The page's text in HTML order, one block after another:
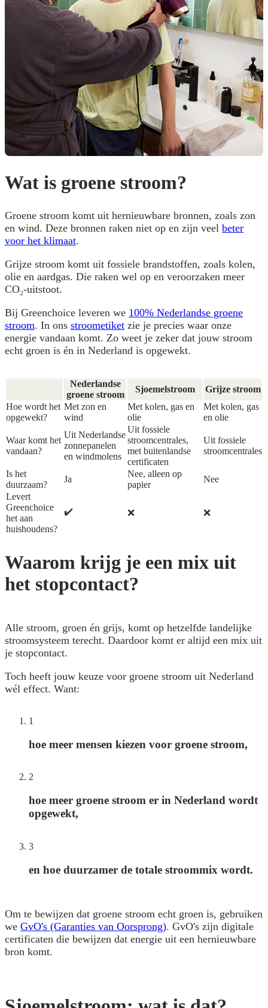
Wat is groene stroom?
Groene stroom komt uit hernieuwbare bronnen, zoals zon
en wind. Deze bronnen raken niet op en zijn veel beter
voor het klimaat.
Grijze stroom komt uit fossiele brandstoffen, zoals kolen,
olie en aardgas. Die raken wel op en veroorzaken meer
CO₂-uitstoot.
Bij Greenchoice leveren we 100% Nederlandse groene
stroom. In ons stroometiket zie je precies waar onze
energie vandaan komt. Zo weet je zeker dat jouw stroom
echt groen is én in Nederland is opgewekt.
Nederlandse
groene stroom
Sjoemelstroom
Grijze stroom
Hoe wordt het
opgewekt?
Met zon en
wind
Met kolen, gas en
olie
Met kolen, gas
en olie
Waar komt het
vandaan?
Uit Nederlandse
zonnepanelen
en windmolens
Uit fossiele
stroomcentrales,
met buitenlandse
certificaten
Uit fossiele
stroomcentrales
Is het
duurzaam?
Ja
Nee, alleen op
papier
Nee
Levert
Greenchoice
het aan
huishoudens?
✔️ ❌ ❌
Waarom krijg je een mix uit
het stopcontact?
Alle stroom, groen én grijs, komt op hetzelfde landelijke
stroomsysteem terecht. Daardoor komt er altijd een mix uit
je stopcontact.
Toch heeft jouw keuze voor groene stroom uit Nederland
wél effect. Want:
1
hoe meer mensen kiezen voor groene stroom,
2
hoe meer groene stroom er in Nederland wordt
opgewekt,
3
en hoe duurzamer de totale stroommix wordt.
Om te bewijzen dat groene stroom echt groen is, gebruiken
we GvO's (Garanties van Oorsprong). GvO's zijn digitale
certificaten die bewijzen dat energie uit een hernieuwbare
bron komt.